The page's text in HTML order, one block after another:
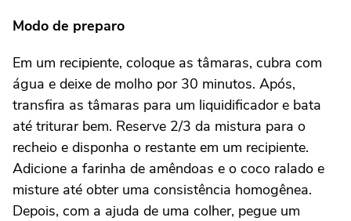
Modo de preparo
Em um recipiente, coloque as tâmaras, cubra com
água e deixe de molho por 30 minutos. Após,
transfira as tâmaras para um liquidificador e bata
até triturar bem. Reserve 2/3 da mistura para o
recheio e disponha o restante em um recipiente.
Adicione a farinha de amêndoas e o coco ralado e
misture até obter uma consistência homogênea.
Depois, com a ajuda de uma colher, pegue um